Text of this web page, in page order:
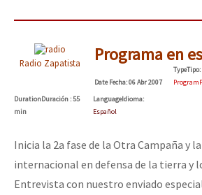
Radio Zapatista Programa en
DateFecha: 06 Abr 2007
TypeTipo:
Program
DurationDuración: 55
min
LanguageIdioma:
Español
Inicia la 2a fase de la Otra Campaña y
internacional en defensa de la tierra y
Entrevista con nuestro enviado